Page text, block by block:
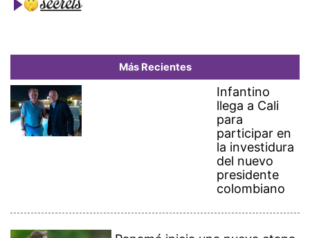
Más Recientes
Infantino
llega a Cali
para
participar en
la investidura
del nuevo
presidente
colombiano